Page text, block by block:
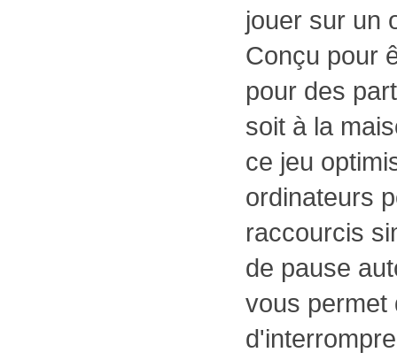
jouer sur un
Conçu pour
pour des
soit à la
ce jeu
ordinateurs
raccourcis
de pause
vous permet